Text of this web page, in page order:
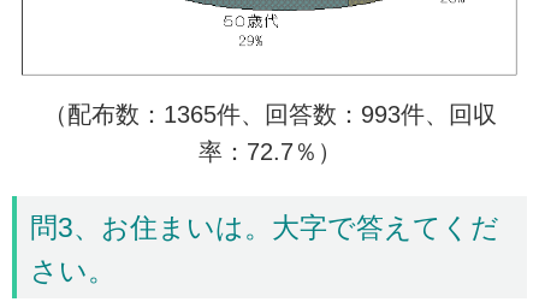
（配布数：1365件、回答数：993件、回収
率：72.7％）
問3、お住まいは。大字で答えてくだ
さい。